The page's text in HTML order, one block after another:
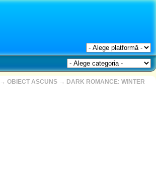
→ OBIECT ASCUNS → DARK ROMANCE: WINTER